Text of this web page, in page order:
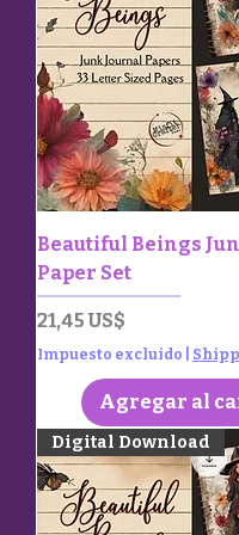
Beautiful Beings
Paper Set
Precio
21,45 US$
Impuesto excluido
Agregar al
Digital Download